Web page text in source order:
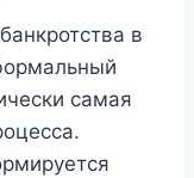
в
самая